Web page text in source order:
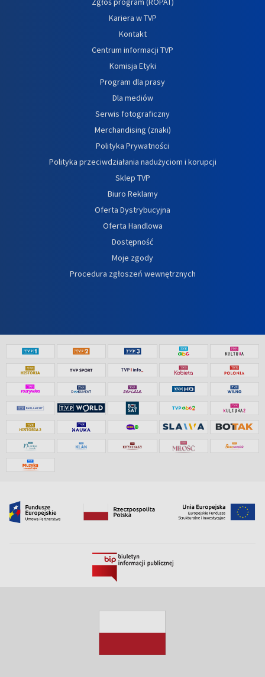
Kariera w TVP
Kontakt
Centrum informacji TVP
Komisja Etyki
Program dla prasy
Dla mediów
Serwis fotograficzny
Merchandising (znaki)
Polityka Prywatności
Polityka przeciwdziałania nadużyciom i korupcji
Sklep TVP
Biuro Reklamy
Oferta Dystrybucyjna
Oferta Handlowa
Dostępność
Moje zgody
Procedura zgłoszeń wewnętrznych